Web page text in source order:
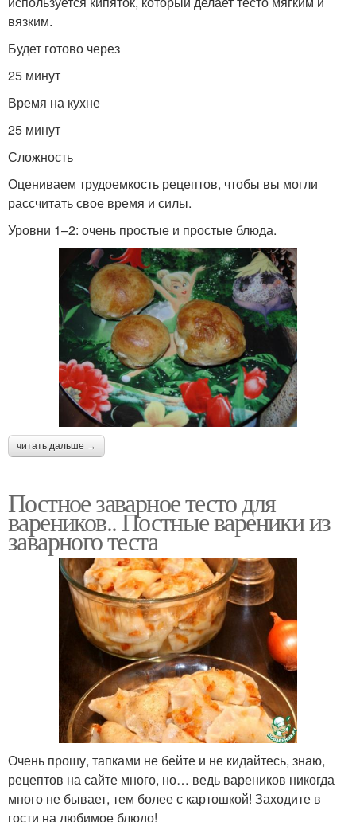
вязким.
Будет готово через
25 минут
Время на кухне
25 минут
Сложность
Оцениваем трудоемкость рецептов, чтобы вы могли
рассчитать свое время и силы.
Уровни 1–2: очень простые и простые блюда.
читать дальше →
Постное заварное тесто для
вареников.. Постные вареники из
заварного теста
Очень прошу, тапками не бейте и не кидайтесь, знаю,
рецептов на сайте много, но… ведь вареников никогда
много не бывает, тем более с картошкой! Заходите в
гости на любимое блюдо!